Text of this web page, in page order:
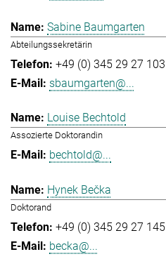
Sabine Baumgarten
Abteilungssekretärin
+49 (0) 345 29 27 103
sbaumgarten@...
Louise Bechtold
Assozierte Doktorandin
bechtold@...
Hynek Bečka
Doktorand
+49 (0) 345 29 27 145
becka@...